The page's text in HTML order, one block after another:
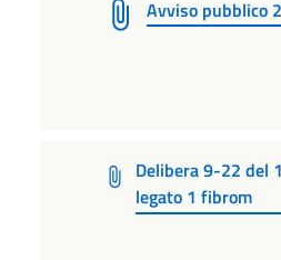
Avviso pubblico
Delibera 9-22 del
legato 1 fibrom